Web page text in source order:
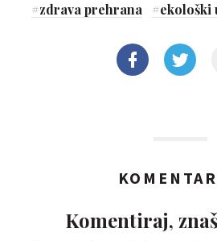
#zdrava prehrana #ekološki
Komentiraj,